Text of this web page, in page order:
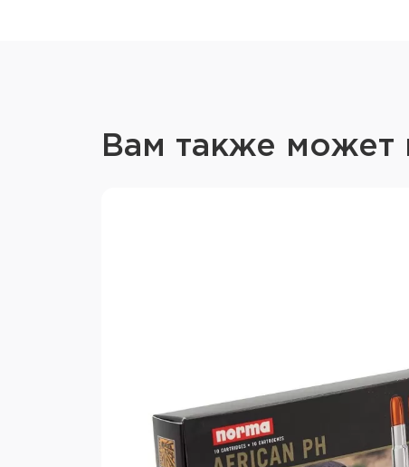
Вам также может